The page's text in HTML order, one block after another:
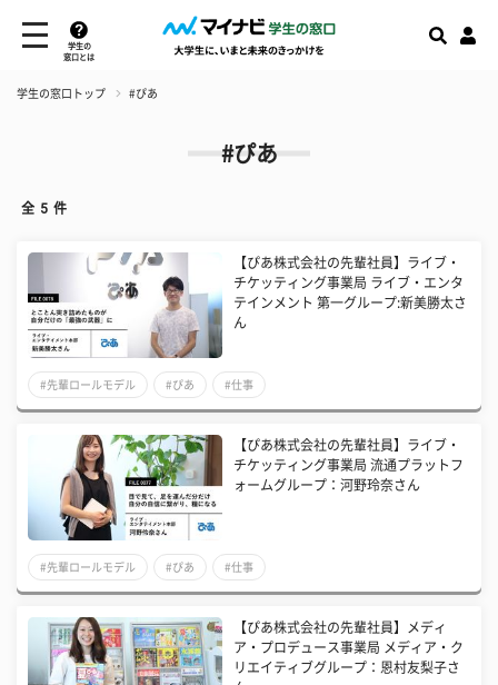
学生の
窓口とは
学生の窓口トップ #ぴあ
#ぴあ
全 5 件
【ぴあ株式会社の先輩社員】ライブ・
チケッティング事業局 ライブ・エンタ
テインメント 第一グループ:新美勝太さ
ん
#先輩ロールモデル #ぴあ #仕事
【ぴあ株式会社の先輩社員】ライブ・
チケッティング事業局 流通プラットフ
ォームグループ：河野玲奈さん
#先輩ロールモデル #ぴあ #仕事
【ぴあ株式会社の先輩社員】メディ
ア・プロデュース事業局 メディア・ク
リエイティブグループ：恩村友梨子さ